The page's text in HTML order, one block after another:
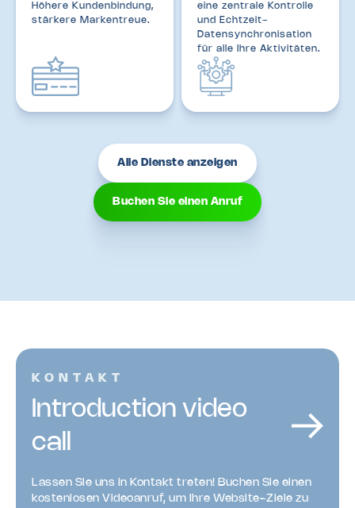
Höhere Kundenbindung,
stärkere Markentreue.
eine zentrale Kontrolle
und Echtzeit-
Datensynchronisation
für alle Ihre Aktivitäten.
Alle Dienste anzeigen
Buchen Sie einen Anruf
KONTAKT
Introduction video
call
Lassen Sie uns in Kontakt treten! Buchen Sie einen
kostenlosen Videoanruf, um Ihre Website-Ziele zu